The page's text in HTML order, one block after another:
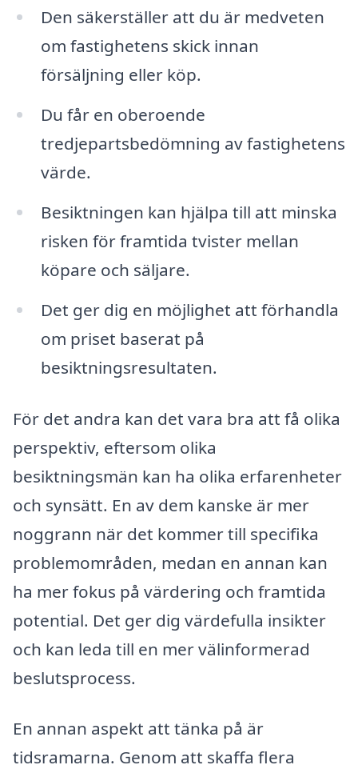
Den säkerställer att du är medveten
om fastighetens skick innan
försäljning eller köp.
Du får en oberoende
tredjepartsbedömning av fastighetens
värde.
Besiktningen kan hjälpa till att minska
risken för framtida tvister mellan
köpare och säljare.
Det ger dig en möjlighet att förhandla
om priset baserat på
besiktningsresultaten.
För det andra kan det vara bra att få olika
perspektiv, eftersom olika
besiktningsmän kan ha olika erfarenheter
och synsätt. En av dem kanske är mer
noggrann när det kommer till specifika
problemområden, medan en annan kan
ha mer fokus på värdering och framtida
potential. Det ger dig värdefulla insikter
och kan leda till en mer välinformerad
beslutsprocess.
En annan aspekt att tänka på är
tidsramarna. Genom att skaffa flera